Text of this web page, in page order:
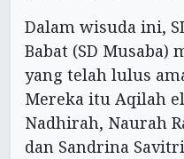
Dalam wisuda ini,
Babat (SD
yang telah lulus
Mereka itu Aqilah
Nadhirah, Naurah
dan Sandrina